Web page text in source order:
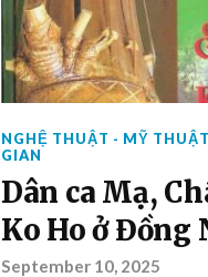
NGHỆ THUẬT - MỸ THUẬT
GIAN
Dân ca Mạ,
Ko Ho ở Đồng
September 10, 2025